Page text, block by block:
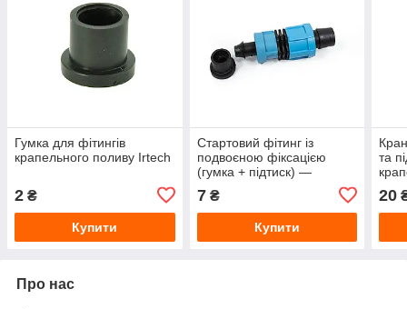
Гумка для фітингів
крапельного поливу Irtech
2 ₴
Купити
Стартовий фітинг із
подвоєною фіксацією
(гумка + підтиск) —
7₴
Купити
та
20
Про нас